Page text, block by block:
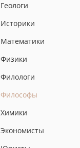
Геологи
Историки
Математики
Физики
Филологи
Философы
Химики
Экономисты